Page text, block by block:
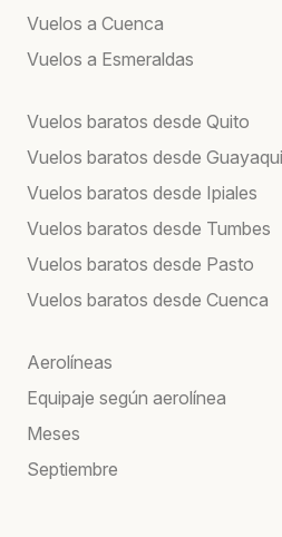
Vuelos a Cuenca
Vuelos a Esmeraldas
Vuelos baratos desde Quito
Vuelos baratos desde
Vuelos baratos desde Ipiales
Vuelos baratos desde Tumbes
Vuelos baratos desde Pasto
Vuelos baratos desde Cuenca
Aerolíneas
Equipaje según aerolínea
Meses
Septiembre